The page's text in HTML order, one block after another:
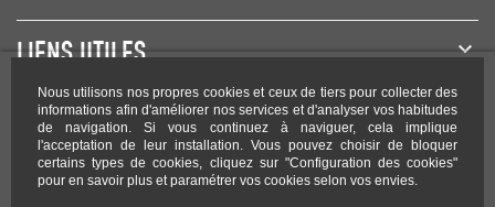
Nous utilisons nos propres cookies et ceux de tiers pour collecter des
informations afin d'améliorer nos services et d'analyser vos habitudes
de navigation. Si vous continuez à naviguer, cela implique
l'acceptation de leur installation. Vous pouvez choisir de bloquer
certains types de cookies, cliquez sur "Configuration des cookies"
pour en savoir plus et paramétrer vos cookies selon vos envies.
LIENS UTILES
NEWSLETTER